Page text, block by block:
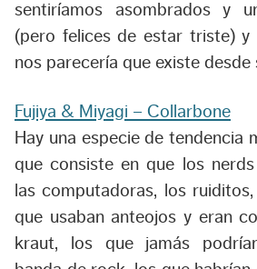
sentiríamos asombrados y
(pero felices de estar triste) y
nos parecería que existe desde
Fujiya & Miyagi – Collarbone
Hay una especie de tendencia
que consiste en que los
las computadoras, los
que usaban anteojos y eran
kraut, los que jamás